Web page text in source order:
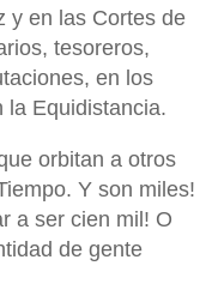
y en las Cortes de
tesoreros,
en los
la Equidistancia.
orbitan a otros
Y son miles!
a ser cien mil! O
de gente